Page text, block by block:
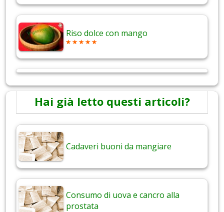
Riso dolce con mango
Hai già letto questi articoli?
Cadaveri buoni da mangiare
Consumo di uova e cancro alla
prostata